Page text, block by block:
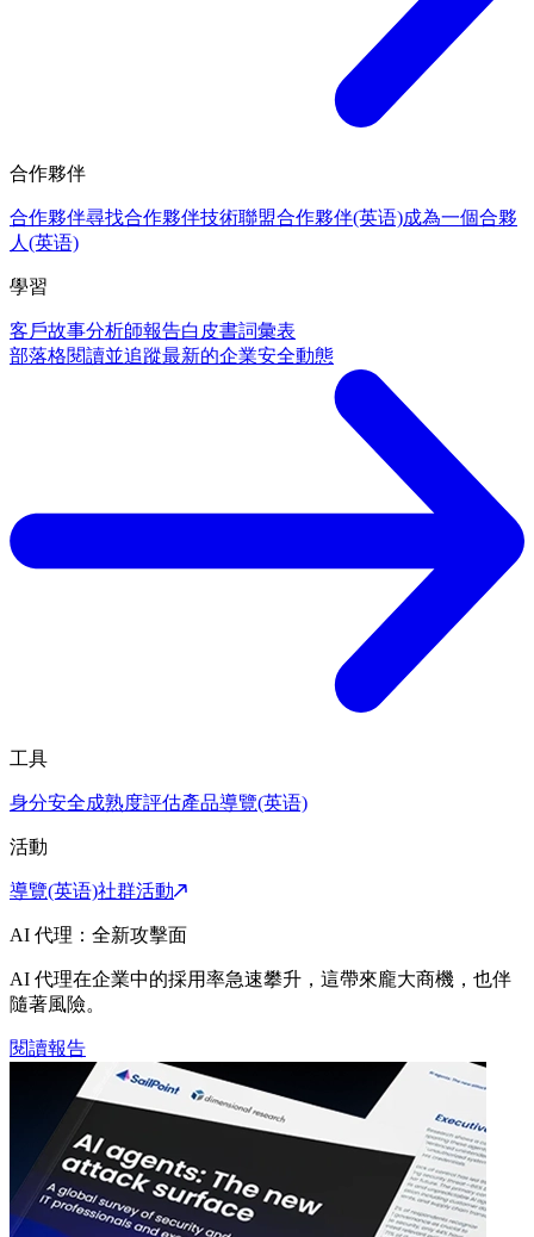
合作夥伴
合作夥伴尋找合作夥伴技術聯盟合作夥伴(英语)成為一個合夥
人(英语)
學習
客戶故事分析師報告白皮書詞彙表
部落格閱讀並追蹤最新的企業安全動態
工具
身分安全成熟度評估產品導覽(英语)
活動
導覽(英语)社群活動
AI 代理：全新攻擊面
AI 代理在企業中的採用率急速攀升，這帶來龐大商機，也伴
隨著風險。
閱讀報告